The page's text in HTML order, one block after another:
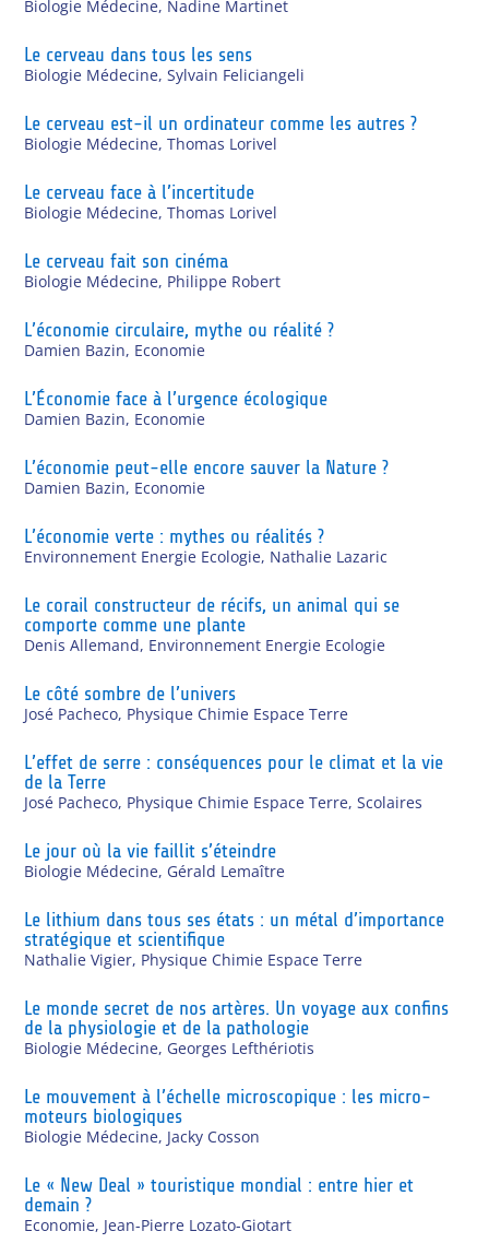
Biologie Médecine, Nadine Martinet
Le cerveau dans tous les sens
Biologie Médecine,Sylvain Feliciangeli
Le cerveau est-il un ordinateur comme les autres ?
Biologie Médecine,Thomas Lorivel
Le cerveau face à l’incertitude
Biologie Médecine,Thomas Lorivel
Le cerveau fait son cinéma
Biologie Médecine, Philippe Robert
L’économie circulaire, mythe ou réalité ?
Damien Bazin, Economie
L’Économie face à l’urgence écologique
Damien Bazin, Economie
L’économie peut-elle encore sauver la Nature ?
Damien Bazin, Economie
L’économie verte : mythes ou réalités ?
Environnement Energie Ecologie, Nathalie Lazaric
Le corail constructeur de récifs, un animal qui se
comporte comme une plante
Denis Allemand, Environnement Energie Ecologie
Le côté sombre de l’univers
José Pacheco, Physique Chimie Espace Terre
L’effet de serre : conséquences pour le climat et la vie
de la Terre
José Pacheco, Physique Chimie Espace Terre,Scolaires
Le jour où la vie faillit s’éteindre
Biologie Médecine, Gérald Lemaître
Le lithium dans tous ses états : un métal d’importance
stratégique et scientifique
Nathalie Vigier, Physique Chimie Espace Terre
Le monde secret de nos artères. Un voyage aux confins
de la physiologie et de la pathologie
Biologie Médecine, Georges Lefthériotis
Le mouvement à l’échelle microscopique : les micro-
moteurs biologiques
Biologie Médecine, Jacky Cosson
Le « New Deal » touristique mondial : entre hier et
demain ?
Economie, Jean-Pierre Lozato-Giotart